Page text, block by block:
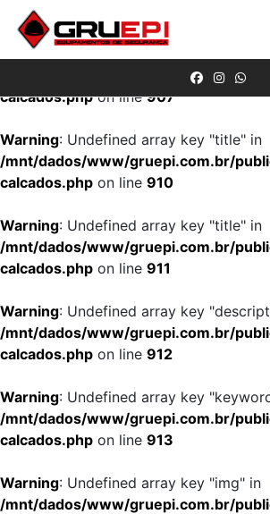
Warning: Undefined array key "botina-
amarrar" in
/mnt/dados/www/gruepi.com.br/
calcados.phpon line907
Warning: Undefined array key "title" in
/mnt/dados/www/gruepi.com.br/
calcados.php on line 910
Warning: Undefined array key "title" in
/mnt/dados/www/gruepi.com.br/
calcados.php on line 911
Warning: Undefined array key
/mnt/dados/www/gruepi.com.br/
calcados.php on line 912
Warning: Undefined array key
/mnt/dados/www/gruepi.com.br/
calcados.php on line 913
Warning: Undefined array key "img" in
/mnt/dados/www/gruepi.com.br/